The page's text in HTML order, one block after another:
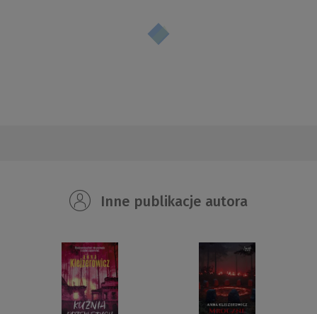
Inne publikacje autora